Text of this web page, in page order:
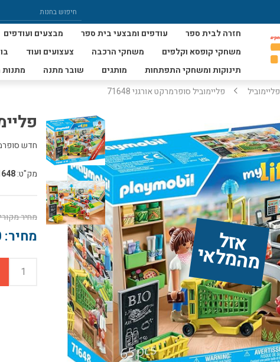
חזרה לבית ספר עודפים ומבצעי בית ספר מבצעים ועודפים
משחקי קופסא וקלפים
משחקי הרכבה צעצועים ועוד
תינוקות ומשחקי התפתחות
מותגים שובר מתנה מתנות
פליימוביל פליימוביל סופרמרקט אורגני 71648
אז
ל
מ
ה
מ
ל
אי
חדש
מק"ט:
מחיר
מחיר: